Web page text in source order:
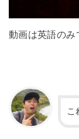
動画は英語のみ
こ